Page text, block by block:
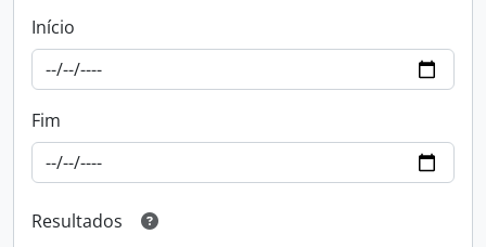
Início
Fim
Resultados